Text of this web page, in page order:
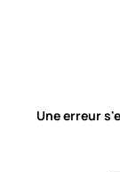
Une erreur